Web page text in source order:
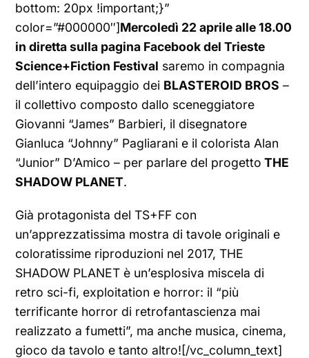
bottom: 20px !important;}”
color=”#000000″]Mercoledì 22 aprile alle 18.00
in diretta sulla pagina Facebook del Trieste
Science+Fiction Festival saremo in compagnia
dell’intero equipaggio dei BLASTEROID BROS –
il collettivo composto dallo sceneggiatore
Giovanni “James” Barbieri, il disegnatore
Gianluca “Johnny” Pagliarani e il colorista Alan
“Junior” D’Amico – per parlare del progetto THE
SHADOW PLANET.
Già protagonista del TS+FF con
un’apprezzatissima mostra di tavole originali e
coloratissime riproduzioni nel 2017, THE
SHADOW PLANET è un’esplosiva miscela di
retro sci-fi, exploitation e horror: il “più
terrificante horror di retrofantascienza mai
realizzato a fumetti”, ma anche musica, cinema,
gioco da tavolo e tanto altro![/vc_column_text]